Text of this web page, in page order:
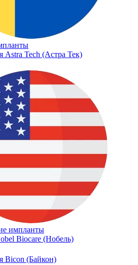
Astra Tech (Астра Тек)
импланты
Biocare (Нобель)
Bicon (Байкон)